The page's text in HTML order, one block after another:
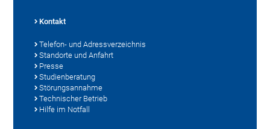
Kontakt
Telefon- und Adressverzeichnis
Standorte und Anfahrt
Presse
Studienberatung
Störungsannahme
Technischer Betrieb
Hilfe im Notfall